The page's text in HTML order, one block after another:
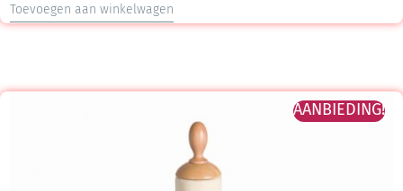
Toevoegen aan winkelwagen
AANBIEDING!